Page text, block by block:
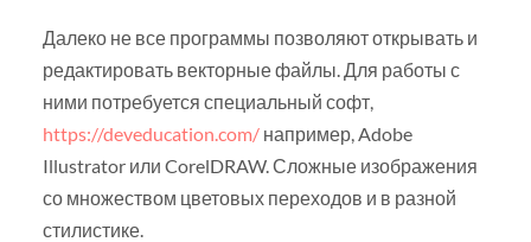
Далеко не все программы позволяют открывать и
редактировать векторные файлы. Для работы с
ними потребуется специальный софт,
https://deveducation.com/например, Adobe
Illustrator или CorelDRAW. Сложные изображения
со множеством цветовых переходов и в разной
стилистике.